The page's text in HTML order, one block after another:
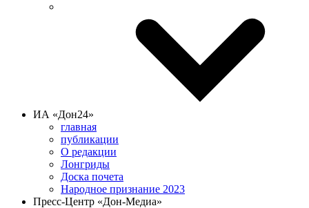
ИА «Дон24»
главная
публикации
О редакции
Лонгриды
Доска почета
Народное признание 2023
Пресс-Центр «Дон-Медиа»